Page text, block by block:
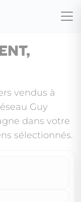
vendus à
Guy
dans votre
sélectionnés.